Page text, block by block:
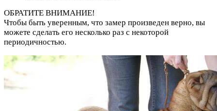
ОБРАТИТЕ ВНИМАНИЕ!
Чтобы быть уверенным, что замер произведен верно, вы
можете сделать его несколько раз с некоторой
периодичностью.